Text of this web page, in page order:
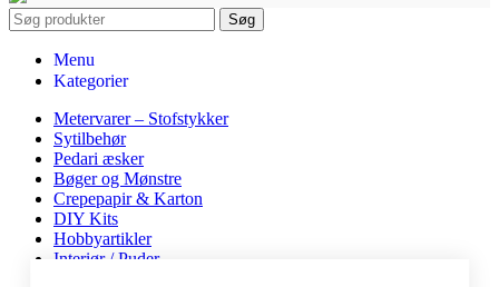
Søg
Menu
Kategorier
Metervarer – Stofstykker
Sytilbehør
Pedari æsker
Bøger og Mønstre
Crepepapir & Karton
DIY Kits
Hobbyartikler
Interiør / Puder